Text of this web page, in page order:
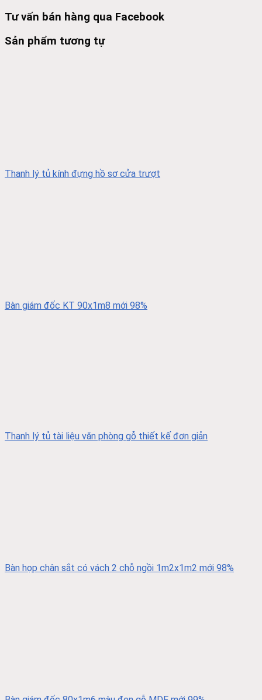
Tư vấn bán hàng qua Facebook
Sản phẩm tương tự
Thanh lý tủ kính đựng hồ sơ cửa trượt
Bàn giám đốc KT 90x1m8 mới 98%
Thanh lý tủ tài liệu văn phòng gỗ thiết kế đơn giản
Bàn họp chân sắt có vách 2 chỗ ngồi 1m2x1m2 mới 98%